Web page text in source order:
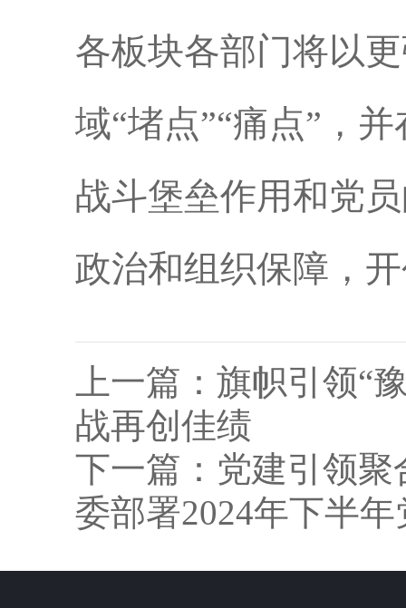
各板块各部门将以
域“堵点”“痛点”，
战斗堡垒作用和党
政治和组织保障，
上一篇： 旗帜引领“
战再创佳绩
下一篇： 党建引领
委部署2024年下半